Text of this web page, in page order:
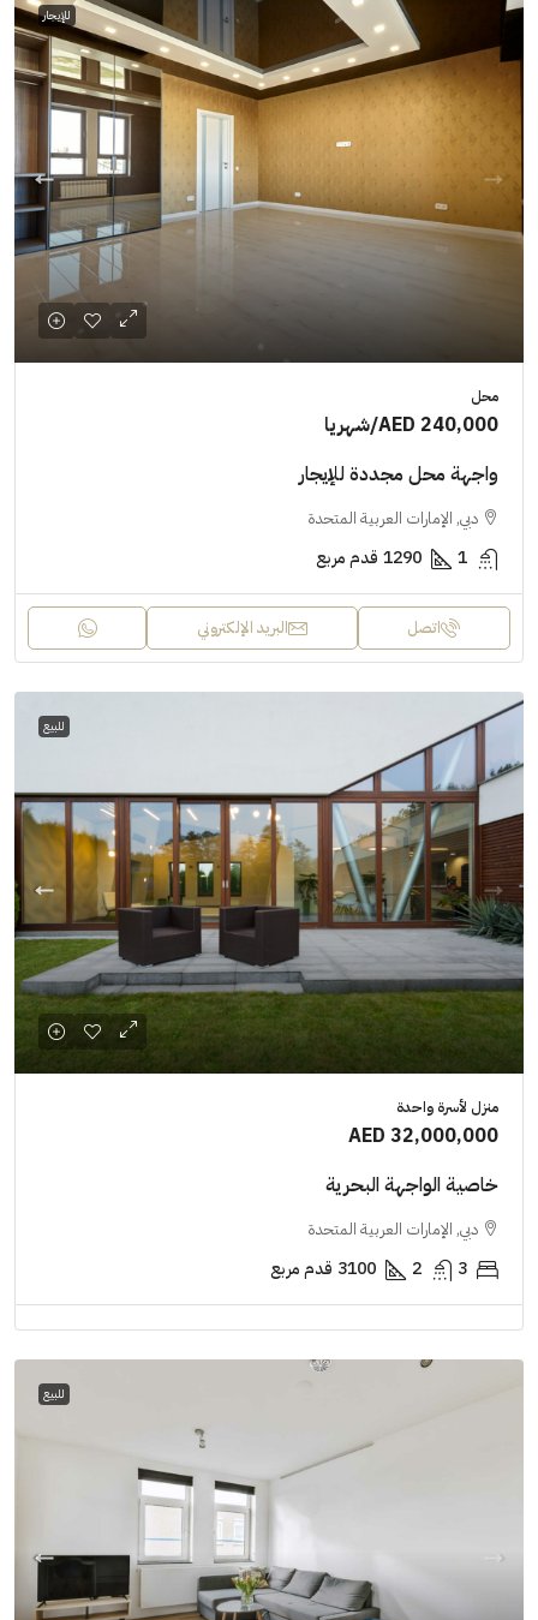
للإيجار
محل
AED 240,000/شهريا
واجهة محل مجددة للإيجار
دبي, الإمارات العربية المتحدة
1
1290 قدم مربع
اتصل البريد الإلكتروني
للبيع
منزل لأسرة واحدة
AED 32,000,000
خاصية الواجهة البحرية
دبي, الإمارات العربية المتحدة
3
2
3100 قدم مربع
للبيع